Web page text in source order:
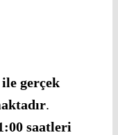
gerçek
.
saatleri